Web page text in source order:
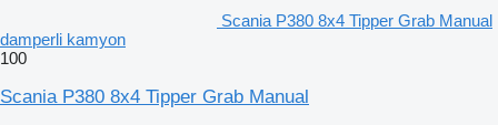
Scania P380 8x4 Tipper Grab Manual
damperli kamyon
100
Scania P380 8x4 Tipper Grab Manual